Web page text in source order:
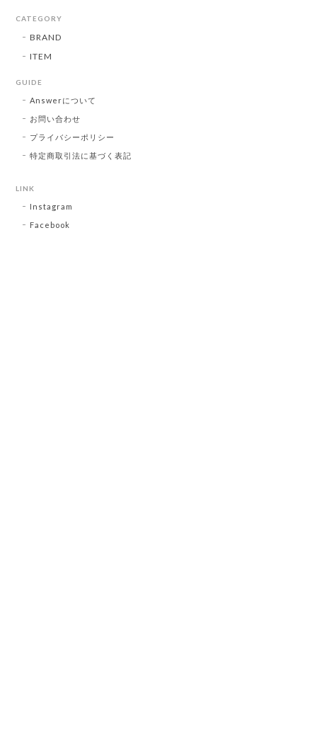
CATEGORY
BRAND
ITEM
GUIDE
Answerについて
お問い合わせ
プライバシーポリシー
特定商取引法に基づく表記
LINK
Instagram
Facebook